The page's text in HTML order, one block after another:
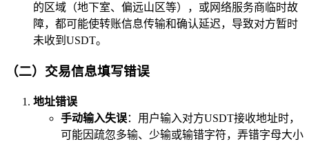
的区域（地下室、偏远山区等），或网络服务商临时故
障，都可能使转账信息传输和确认延迟，导致对方暂时
未收到USDT。
（二）交易信息填写错误
地址错误
手动输入失误：用户输入对方USDT接收地址时，
可能因疏忽多输、少输或输错字符，弄错字母大小